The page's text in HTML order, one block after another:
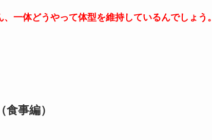
一体どうやって体型を維持しているんでしょう。
事編）